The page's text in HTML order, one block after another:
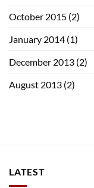
October 2015 (2)
January 2014 (1)
December 2013 (2)
August 2013 (2)
LATEST